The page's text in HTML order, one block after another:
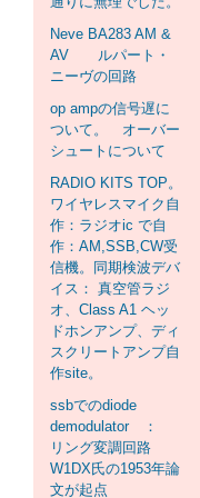
Neve BA283 AM &
AV ルパート・
ニーヴの回路
op ampの信号遅に
ついて。 オーバー
シュートについて
RADIO KITS TOP。
ワイヤレスマイク自
作：ラジオic で自
作：AM,SSB,CW受
信機。同期検波デバ
イス： 真空管ラジ
オ、Class A1 ヘッ
ドホンアンプ、ディ
スクリートアンプ自
作site。
ssbでのdiode
demodulator ：
リング変調回路
W1DX氏の1953年論
文が起点